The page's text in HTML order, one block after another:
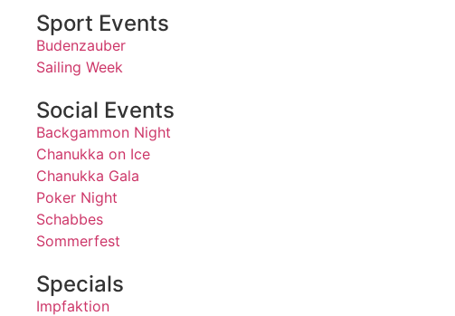
Sport Events
Budenzauber
Sailing Week
Social Events
Backgammon Night
Chanukka on Ice
Chanukka Gala
Poker Night
Schabbes
Sommerfest
Specials
Impfaktion